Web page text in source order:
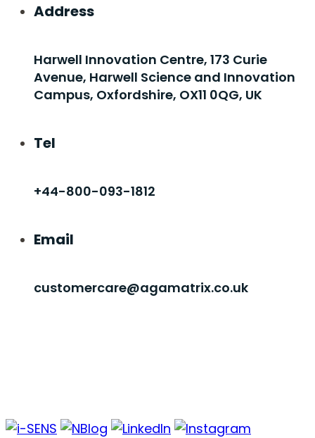
Address
Harwell Innovation Centre, 173 Curie
Avenue, Harwell Science and Innovation
Campus, Oxfordshire, OX11 0QG, UK
Tel
+44-800-093-1812
Email
customercare@agamatrix.co.uk